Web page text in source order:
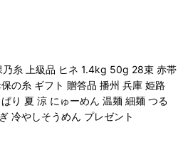
乃糸 上級品 ヒネ 1.4kg 50g 28束 赤帯
の糸 ギフト 贈答品 播州 兵庫 姫路
り 夏 涼 にゅーめん 温麺 細麺 つる
冷やしそうめん プレゼント